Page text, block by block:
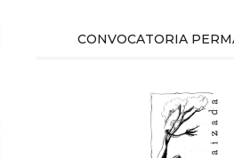
CONVOCATORIA